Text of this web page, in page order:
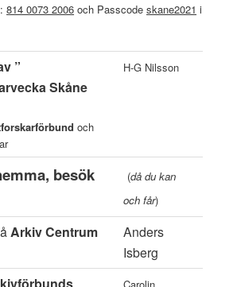
:814 0073 2006 och Passcodeskane2021 i
”
Skåne
och
H-G Nilsson
besök
(då du kan
och får)
Arkiv Centrum
Anders
Isberg